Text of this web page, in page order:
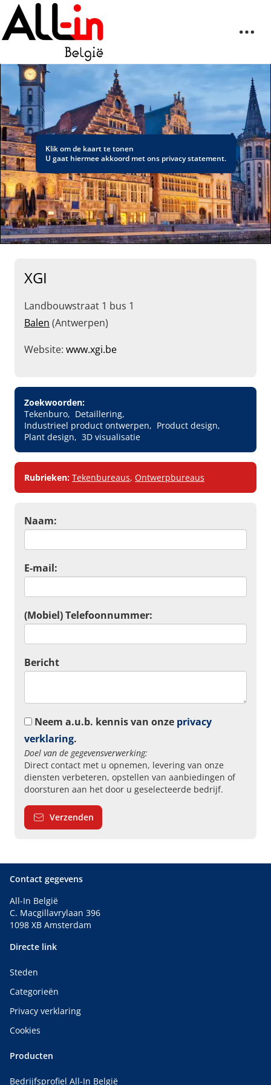
Klik om de kaart te tonen
U gaat hiermee akkoord met ons privacy statement.
XGI
Landbouwstraat 1 bus 1
Balen (Antwerpen)
Website: www.xgi.be
Zoekwoorden:
Tekenburo
Detaillering
Industrieel product ontwerpen
Product design
Plant design
3D visualisatie
Rubrieken: Tekenbureaus, Ontwerpbureaus
Naam:
E-mail:
(Mobiel) Telefoonnummer:
Bericht
Neem a.u.b. kennis van onze privacy
verklaring.
Doel van de gegevensverwerking:
Direct contact met u opnemen, levering van onze
diensten verbeteren, opstellen van aanbiedingen of
doorsturen aan het door u geselecteerde bedrijf.
Verzenden
Contact gegevens
All-In België
C. Macgillavrylaan 396
1098 XB Amsterdam
Directe link
Steden
Categorieën
Privacy verklaring
Cookies
Producten
Bedrijfsprofiel All-In België